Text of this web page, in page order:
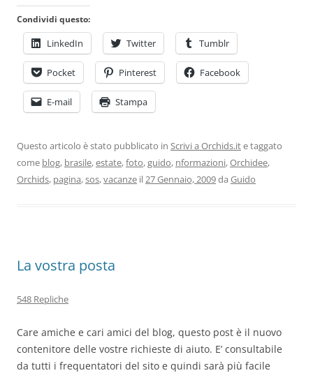
Condividi questo:
LinkedIn Twitter Tumblr
Pocket Pinterest Facebook
E-mail Stampa
Questo articolo è stato pubblicato in Scrivi a Orchids.ite taggato
come blog, brasile,estate,foto,guido, nformazioni,Orchidee,
Orchids, pagina,sos,vacanze il 27 Gennaio, 2009da Guido
La vostra posta
548 Repliche
Care amiche e cari amici del blog, questo post è il nuovo
contenitore delle vostre richieste di aiuto. E’ consultabile
da tutti i frequentatori del sito e quindi sarà più facile